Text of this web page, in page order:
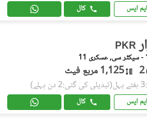
ایس کال
PKR
2 1,125 مربع فیٹ
(تبدیلی کی گئی:2 دن پہلے)
ایس کال